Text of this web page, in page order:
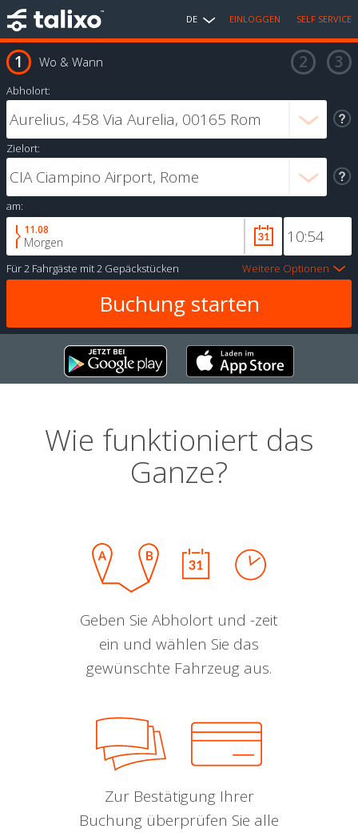
DE EINLOGGEN SELF SERVICE
Wo & Wann
Abholort:
Zielort:
am:
11.08
Morgen
Für2 Fahrgäste mit2 Gepäckstücken Weitere Optionen
Wie funktioniert das
Ganze?
Geben Sie Abholort und -zeit
ein und wählen Sie das
gewünschte Fahrzeug aus.
Zur Bestätigung Ihrer
Buchung überprüfen Sie alle